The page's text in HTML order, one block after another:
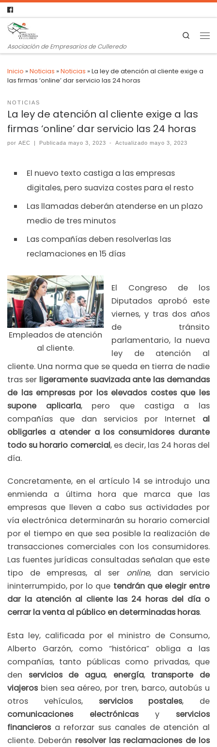
Asociación de Empresarios de Culleredo
Search
Inicio »Noticias »Noticias »La ley de atención al cliente exige a
las firmas ‘online’ dar servicio las 24 horas
NOTICIAS
La ley de atención al cliente exige a las
firmas ‘online’ dar servicio las 24 horas
por AEC | Publicadamayo 3, 2023 - Actualizadomayo 3, 2023
El nuevo texto castiga a las empresas
digitales, pero suaviza costes para el resto
Las llamadas deberán atenderse en un plazo
medio de tres minutos
Las compañías deben resolverlas las
reclamaciones en 15 días
Empleados de atención
al cliente.
El Congreso de los
Diputados aprobó este
viernes, y tras dos años
de tránsito
parlamentario, la nueva
ley de atención al
cliente. Una norma que se queda en tierra de nadie
tras ser ligeramente suavizada ante las demandas
de las empresas por los elevados costes que les
supone aplicarla, pero que castiga a las
compañías que dan servicios por Internet al
obligarles a atender a los consumidores durante
todo su horario comercial, es decir, las 24 horas del
día.
Concretamente, en el artículo 14 se introdujo una
enmienda a última hora que marca que las
empresas que lleven a cabo sus actividades por
vía electrónica determinarán su horario comercial
por el tiempo en que sea posible la realización de
transacciones comerciales con los consumidores.
Las fuentes jurídicas consultadas señalan que este
tipo de empresas, al ser online, dan servicio
ininterrumpido, por lo que tendrán que elegir entre
dar la atención al cliente las 24 horas del día o
cerrar la venta al público en determinadas horas.
Esta ley, calificada por el ministro de Consumo,
Alberto Garzón, como “histórica” obliga a las
compañías, tanto públicas como privadas, que
den servicios de agua, energía, transporte de
viajeros bien sea aéreo, por tren, barco, autobús u
otros vehículos, servicios postales, de
comunicaciones electrónicas y servicios
financieros a reforzar sus canales de atención al
cliente. Deberán resolver las reclamaciones de los